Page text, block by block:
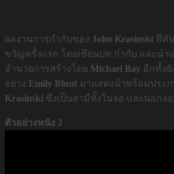
ผลงานการกำกับของ John Krasinski ที่หั
ขวัญครั้งแรก โดยเขียนบท กำกับ และนำแ
อำนวยการสร้างโดย Michael Bay อีกทั้ง
อย่าง Emily Blunt มาแสดงนำพร้อมประ
Krasinski ซึ่งเป็นสามีทั้งในจอ และนอกจอ
ตัวอย่างหนัง 2